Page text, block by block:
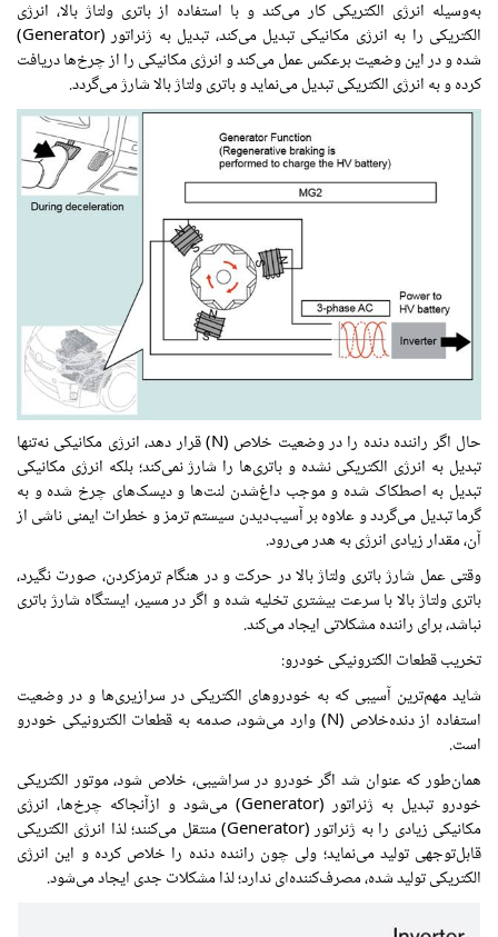
به‌وسیله انرژی الکتریکی کار می‌کند و با استفاده از باتری ولتاژ بالا، انرژی
الکتریکی را به انرژی مکانیکی تبدیل می‌کند، تبدیل به ژنراتور (Generator)
شده و در این وضعیت برعکس عمل می‌کند و انرژی مکانیکی را از چرخ‌ها دریافت
کرده و به انرژی الکتریکی تبدیل می‌نماید و باتری ولتاژ بالا شارژ می‌گردد.
حال اگر راننده دنده را در وضعیت خلاص (N) قرار دهد، انرژی مکانیکی نه‌تنها
تبدیل به انرژی الکتریکی نشده و باتری‌ها را شارژ نمی‌کند؛ بلکه انرژی مکانیکی
تبدیل به اصطکاک شده و موجب داغ‌شدن لنت‌ها و دیسک‌های چرخ شده و به
گرما تبدیل می‌گردد و علاوه بر آسیب‌دیدن سیستم ترمز و خطرات ایمنی ناشی از
آن، مقدار زیادی انرژی به هدر می‌رود.
وقتی عمل شارژ باتری ولتاژ بالا در حرکت و در هنگام ترمزکردن، صورت نگیرد،
باتری ولتاژ بالا با سرعت بیشتری تخلیه شده و اگر در مسیر، ایستگاه شارژ باتری
نباشد، برای راننده مشکلاتی ایجاد می‌کند.
تخریب قطعات الکترونیکی خودرو:
شاید مهم‌ترین آسیبی که به خودروهای الکتریکی در سرازیری‌ها و در وضعیت
استفاده از دنده‌خلاص (N) وارد می‌شود، صدمه به قطعات الکترونیکی خودرو
است.
همان‌طور که عنوان شد اگر خودرو در سراشیبی، خلاص شود، موتور الکتریکی
خودرو تبدیل به ژنراتور (Generator) می‌شود و ازآنجاکه چرخ‌ها، انرژی
مکانیکی زیادی را به ژنراتور (Generator) منتقل می‌کنند؛ لذا انرژی الکتریکی
قابل‌توجهی تولید می‌نماید؛ ولی چون راننده دنده را خلاص کرده و این انرژی
الکتریکی تولید شده، مصرف‌کننده‌ای ندارد؛ لذا مشکلات جدی ایجاد می‌شود.